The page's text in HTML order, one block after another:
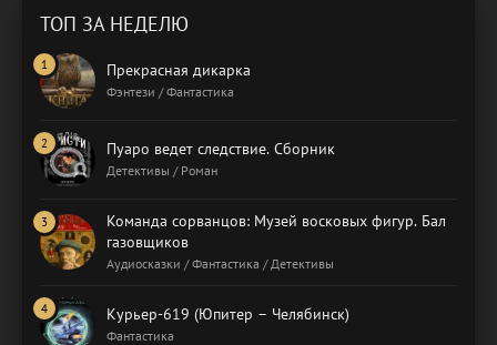
ТОП ЗА НЕДЕЛЮ
Прекрасная дикарка
Фэнтези / Фантастика
Пуаро ведет следствие. Сборник
Детективы / Роман
Команда сорванцов: Музей восковых фигур. Бал
газовщиков
Аудиосказки / Фантастика / Детективы
Курьер-619 (Юпитер – Челябинск)
Фантастика